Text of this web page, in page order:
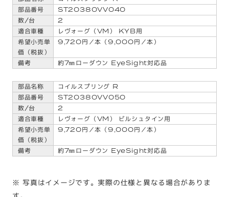
ST20380VV040
2
レヴォーグ（VM） KYB用
9,720円／本（9,000円／本）
約7㎜ローダウン EyeSight対応品
コイルスプリング R
ST20380VV050
2
レヴォーグ（VM） ビルシュタイン用
9,720円／本（9,000円／本）
約7㎜ローダウン EyeSight対応品
※ 写真はイメージです。実際の仕様と異なる場合がありま